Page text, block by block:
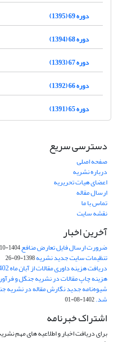
دوره 69 (1395)
دوره 68 (1394)
دوره 67 (1393)
دوره 66 (1392)
دوره 65 (1391)
دسترسی سریع
صفحه اصلی
درباره نشریه
اعضای هیات تحریریه
ارسال مقاله
تماس با ما
نقشه سایت
آخرین اخبار
ضرورت ارسال فایل تعارض منافع1404-10-24
تنظیمات سایت جدید نشریه1398-09-26
دریافت هزینه داوری مقالات از آبان ماه 1402
هزینه چاپ مقالات در نشریه جنگل و
شیوه‌نامه جدید نگارش مقاله در نشریه
شد.1402-08-01
اشتراک خبرنامه
برای دریافت اخبار و اطلاعیه های مهم